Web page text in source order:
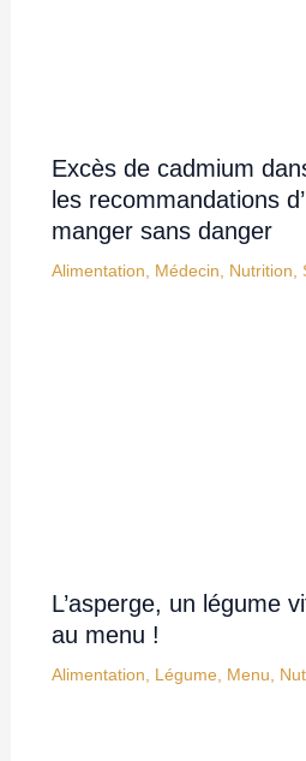
Excès de cadmium
les recommandations
manger sans danger
Alimentation Médecin Nutrition
L’asperge, un légume
au menu !
Alimentation Légume Menu